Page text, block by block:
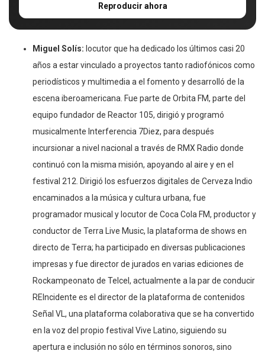
Reproducir ahora
Miguel Solís: locutor que ha dedicado los últimos casi 20
años a estar vinculado a proyectos tanto radiofónicos como
periodísticos y multimedia a el fomento y desarrolló de la
escena iberoamericana. Fue parte de Orbita FM, parte del
equipo fundador de Reactor 105, dirigió y programó
musicalmente Interferencia 7Diez, para después
incursionar a nivel nacional a través de RMX Radio donde
continuó con la misma misión, apoyando al aire y en el
festival 212. Dirigió los esfuerzos digitales de Cerveza Indio
encaminados a la música y cultura urbana, fue
programador musical y locutor de Coca Cola FM, productor y
conductor de Terra Live Music, la plataforma de shows en
directo de Terra; ha participado en diversas publicaciones
impresas y fue director de jurados en varias ediciones de
Rockampeonato de Telcel, actualmente a la par de conducir
REIncidente es el director de la plataforma de contenidos
Señal VL, una plataforma colaborativa que se ha convertido
en la voz del propio festival Vive Latino, siguiendo su
apertura e inclusión no sólo en términos sonoros, sino